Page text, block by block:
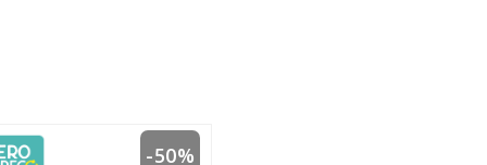
-50%